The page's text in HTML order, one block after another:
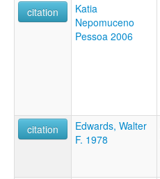
citation
Katia
Nepomuceno
Pessoa 2006
citation
Edwards, Walter
F. 1978